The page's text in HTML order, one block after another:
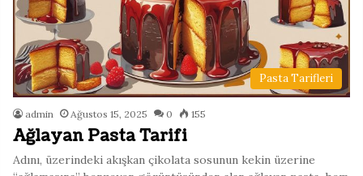
Pasta Tarifleri
admin Ağustos 15, 2025 0 155
Ağlayan Pasta Tarifi
Adını, üzerindeki akışkan çikolata sosunun kekin üzerine